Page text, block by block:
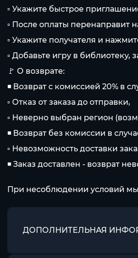
▫ Укажите быстрое
▫ После оплаты перенаправит
▫ Укажите получателя и
▫ Добавьте игру в библиотеку,
🚩 О возврате:
◾ Возврат с комиссией 20% в
▫ Отказ от заказа до отправки,
▫ Неверно выбран регион
◾ Возврат без комиссии в
▫ Невозможность доставки
◾ Заказ доставлен - возврат
При несоблюдении условий мы
ДОПОЛНИТЕЛЬНАЯ